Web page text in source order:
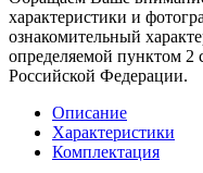
характеристики и
ознакомительный
определяемой пунктом 2
Российской Федерации.
Описание
Характеристики
Комплектация